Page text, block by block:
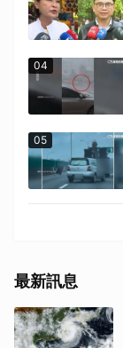
04
05
最新訊息